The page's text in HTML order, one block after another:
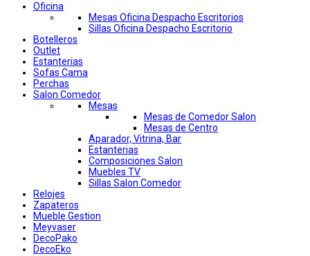
Oficina
Mesas Oficina Despacho Escritorios
Sillas Oficina Despacho Escritorio
Botelleros
Outlet
Estanterias
Sofas Cama
Perchas
Salon Comedor
Mesas
Mesas de Comedor Salon
Mesas de Centro
Aparador, Vitrina, Bar
Estanterias
Composiciones Salon
Muebles TV
Sillas Salon Comedor
Relojes
Zapateros
Mueble Gestion
Meyvaser
DecoPako
DecoEko